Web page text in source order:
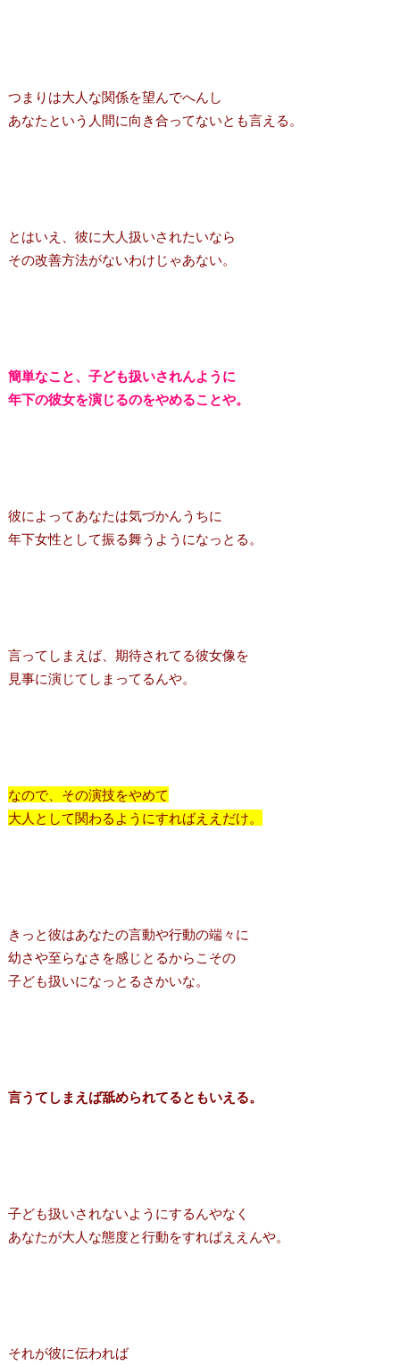
つまりは大人な関係を望んでへんし
あなたという人間に向き合ってないとも言える。
とはいえ、彼に大人扱いされたいなら
その改善方法がないわけじゃあない。
簡単なこと、子ども扱いされんように
年下の彼女を演じるのをやめることや。
彼によってあなたは気づかんうちに
年下女性として振る舞うようになっとる。
言ってしまえば、期待されてる彼女像を
見事に演じてしまってるんや。
なので、その演技をやめて
大人として関わるようにすればええだけ。
きっと彼はあなたの言動や行動の端々に
幼さや至らなさを感じとるからこその
子ども扱いになっとるさかいな。
言うてしまえば舐められてるともいえる。
子ども扱いされないようにするんやなく
あなたが大人な態度と行動をすればええんや。
それが彼に伝われば